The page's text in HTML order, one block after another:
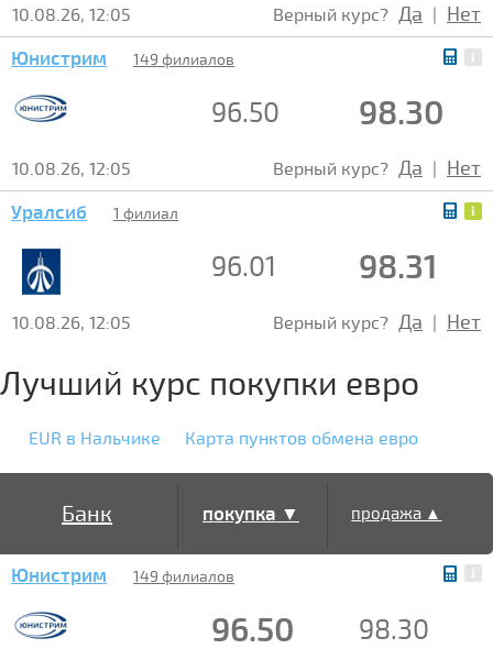
10.08.26, 12:05 Верный курс? Да | Нет
Юнистрим 149 филиалов
96.50 98.30
10.08.26, 12:05 Верный курс? Да | Нет
Уралсиб 1 филиал
96.01 98.31
10.08.26, 12:05 Верный курс? Да | Нет
Лучший курс покупки евро
EUR в Нальчике Карта пунктов обмена евро
Банк покупка ▼ продажа ▲
Юнистрим 149 филиалов
96.50 98.30